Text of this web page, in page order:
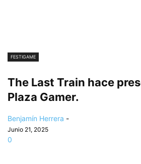
FESTIGAME
The Last Train hace
Plaza Gamer.
Benjamín Herrera -
Junio 21, 2025
0